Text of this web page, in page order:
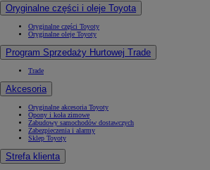
Oryginalne części i oleje Toyota
Oryginalne części Toyoty
Oryginalne oleje Toyoty
Program Sprzedaży Hurtowej Trade
Trade
Akcesoria
Oryginalne akcesoria Toyoty
Opony i koła zimowe
Zabudowy samochodów dostawczych
Zabezpieczenia i alarmy
Sklep Toyoty
Strefa klienta